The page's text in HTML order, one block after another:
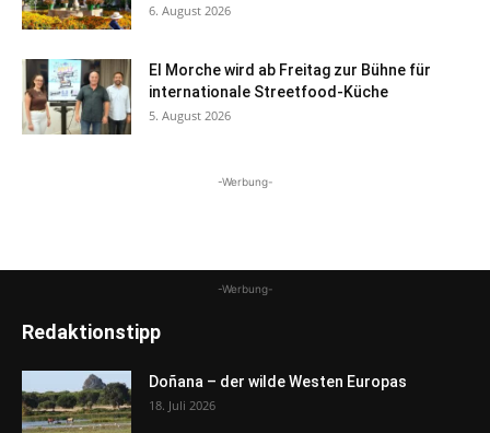
6. August 2026
El Morche wird ab Freitag zur Bühne für
internationale Streetfood-Küche
5. August 2026
-Werbung-
-Werbung-
Redaktionstipp
Doñana – der wilde Westen Europas
18. Juli 2026